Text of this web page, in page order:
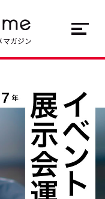
マガジン